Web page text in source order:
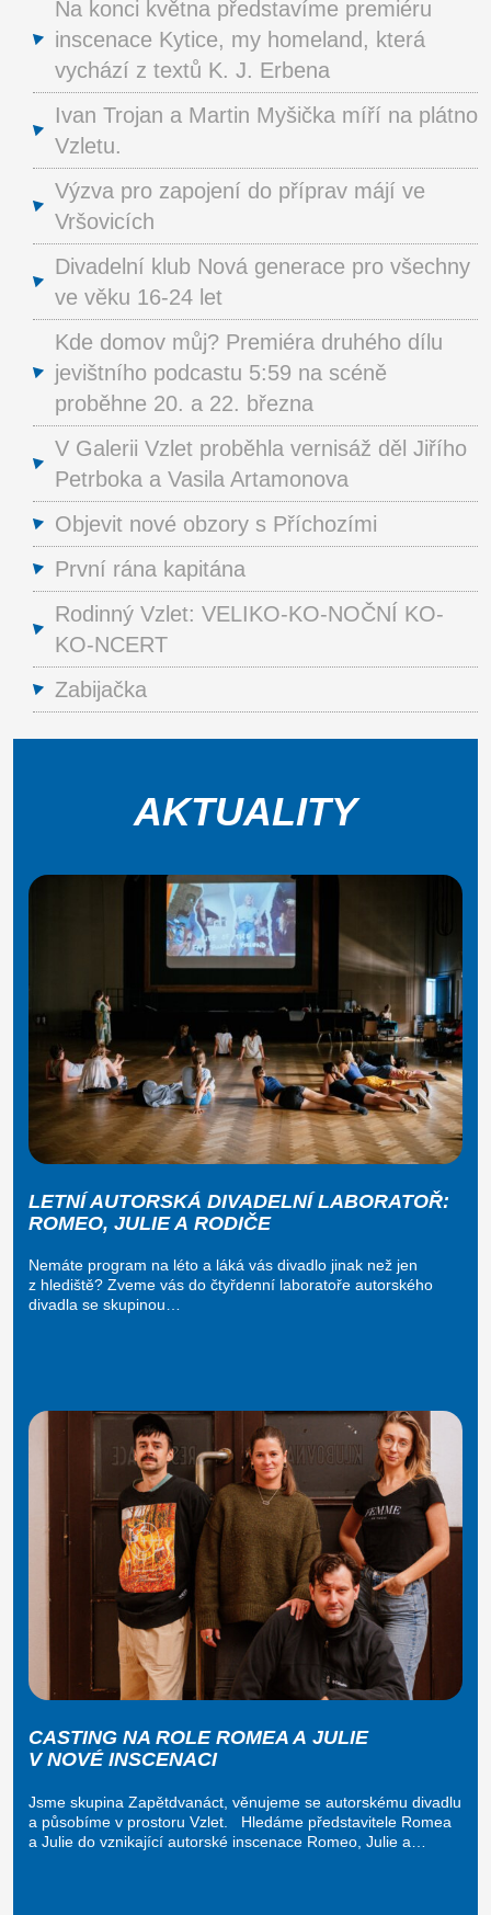
Na konci května představíme premiéru
inscenace Kytice, my homeland, která
vychází z textů K. J. Erbena
Ivan Trojan a Martin Myšička míří na plátno
Vzletu.
Výzva pro zapojení do příprav májí ve
Vršovicích
Divadelní klub Nová generace pro všechny
ve věku 16-24 let
Kde domov můj? Premiéra druhého dílu
jevištního podcastu 5:59 na scéně
proběhne 20. a 22. března
V Galerii Vzlet proběhla vernisáž děl Jiřího
Petrboka a Vasila Artamonova
Objevit nové obzory s Příchozími
První rána kapitána
Rodinný Vzlet: VELIKO-KO-NOČNÍ KO-
KO-NCERT
Zabijačka
AKTUALITY
LETNÍ AUTORSKÁ DIVADELNÍ LABORATOŘ:
ROMEO, JULIE A RODIČE
Nemáte program na léto a láká vás divadlo jinak než jen
z hlediště? Zveme vás do čtyřdenní laboratoře autorského
divadla se skupinou…
CASTING NA ROLE ROMEA A JULIE
V NOVÉ INSCENACI
Jsme skupina Zapětdvanáct, věnujeme se autorskému divadlu
a působíme v prostoru Vzlet. Hledáme představitele Romea
a Julie do vznikající autorské inscenace Romeo, Julie a…